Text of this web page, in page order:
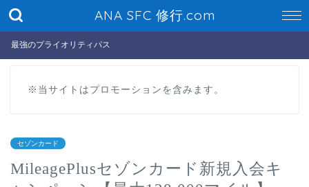
ANA SFC 修行.com
最強のプライオリティパス
※当サイトはプロモーションを含みます。
セゾンカード
MileagePlusセゾンカード新規入会キ